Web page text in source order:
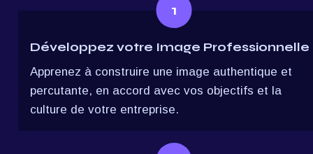
1
Développez votre Image Professionnelle
Apprenez à construire une image authentique et
percutante, en accord avec vos objectifs et la
culture de votre entreprise.